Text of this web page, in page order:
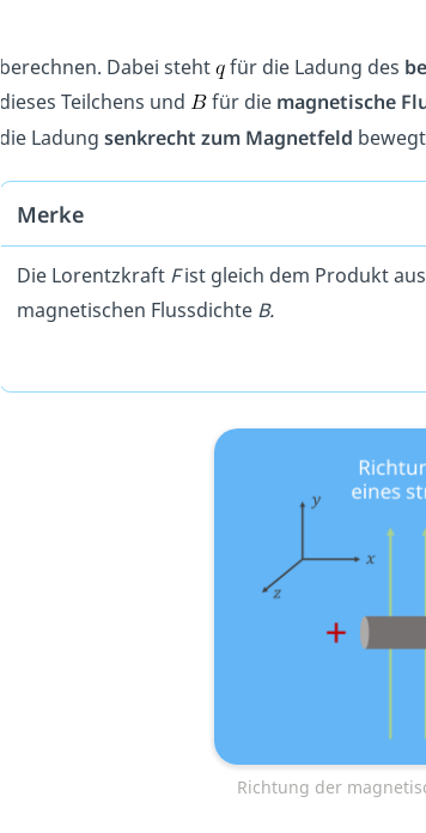
berechnen. Dabei steht
für die Ladung des
dieses Teilchens und
für die magnetische
die Ladung senkrecht zum Magnetfeld
Merke
Die Lorentzkraft Fist gleich dem Produkt
magnetischen Flussdichte B.
Richtung der